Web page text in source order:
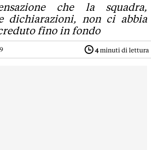
che la squadra,
dichiarazioni, non ci abbia
fino in fondo
4minuti di lettura